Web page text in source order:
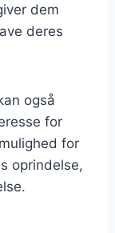
dem
deres
også
for
for
oprindelse,